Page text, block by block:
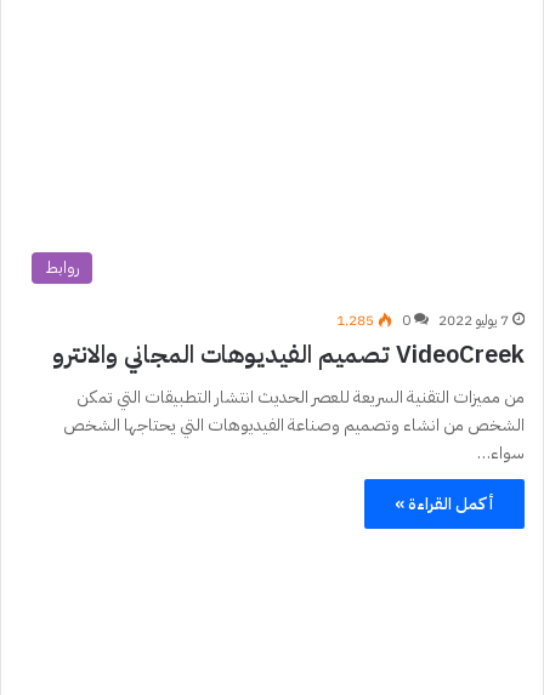
روابط
7 يوليو 2022 0 1٬285
VideoCreek تصميم الفيديوهات المجاني والانترو
من مميزات التقنية السريعة للعصر الحديث انتشار التطبيقات التي تمكن
الشخص من انشاء وتصميم وصناعة الفيديوهات التي يحتاجها الشخص
سواء…
أكمل القراءة »